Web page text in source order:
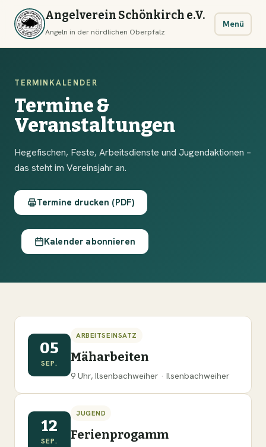
Angelverein Schönkirch e.V.
Angeln in der nördlichen Oberpfalz
Menü
TERMINKALENDER
Termine &
Veranstaltungen
Hegefischen, Feste, Arbeitsdienste und Jugendaktionen –
das steht im Vereinsjahr an.
Termine drucken (PDF)
Kalender abonnieren
05
SEP.
ARBEITSEINSATZ
Mäharbeiten
9 Uhr, Ilsenbachweiher · Ilsenbachweiher
12
SEP.
JUGEND
Ferienprogamm